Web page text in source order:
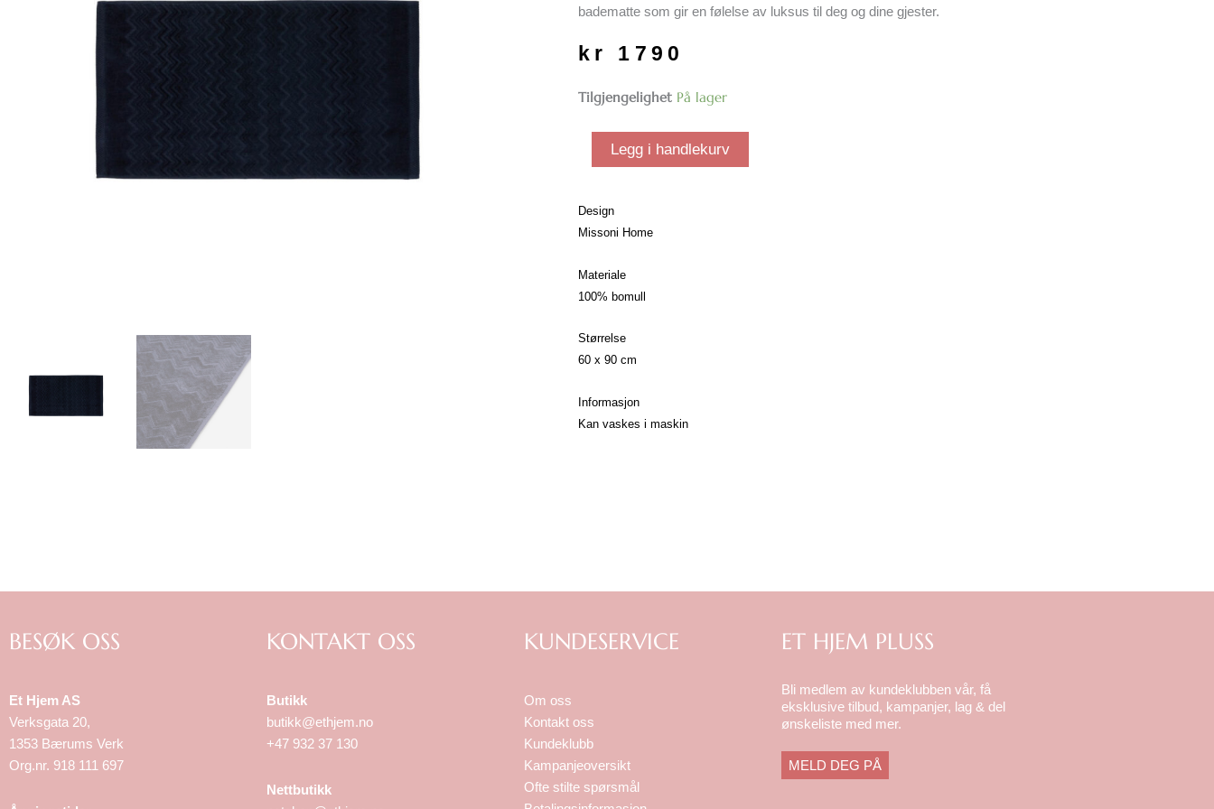
badematte som gir en følelse av luksus til deg og dine gjester.
kr 1790
Tilgjengelighet På lager
Chalk
Legg i handlekurv
Design
Missoni Home
Materiale
100% bomull
Størrelse
60 x 90 cm
Informasjon
Kan vaskes i maskin
BESØK OSS
Et Hjem AS
Verksgata 20,
1353 Bærums Verk
Org.nr. 918 111 697
KONTAKT OSS
Butikk
butikk@ethjem.no
+47 932 37 130
Nettbutikk
KUNDESERVICE
Om oss
Kontakt oss
Kundeklubb
Kampanjeoversikt
Ofte stilte spørsmål
ET HJEM PLUSS
Bli medlem av kundeklubben vår, få
eksklusive tilbud, kampanjer, lag & del
ønskeliste med mer.
MELD DEG PÅ